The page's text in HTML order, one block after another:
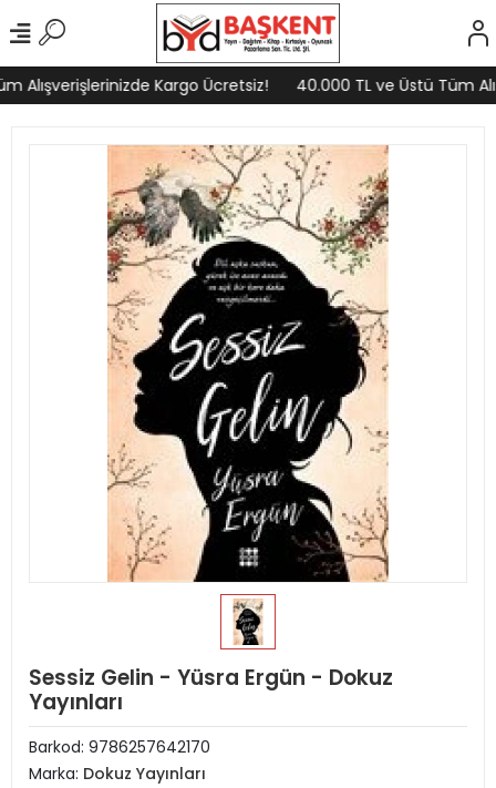
Alışverişlerinizde Kargo Ücretsiz! 40.000 TL ve Üstü Tüm
Sessiz Gelin - Yüsra Ergün - Dokuz
Yayınları
Barkod: 9786257642170
Marka: Dokuz Yayınları